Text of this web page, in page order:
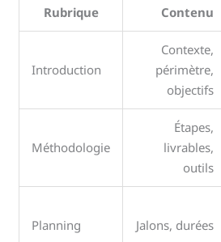
Rubrique Contenu
Introduction
Contexte,
périmètre,
objectifs
Méthodologie
Étapes,
livrables,
outils
Planning Jalons, durées